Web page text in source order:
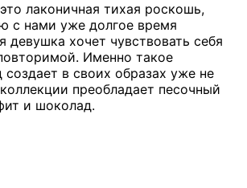
лаконичная тихая роскошь,
с нами уже долгое время
девушка хочет чувствовать себя
Именно такое
в своих образах уже не
преобладает песочный
и шоколад.